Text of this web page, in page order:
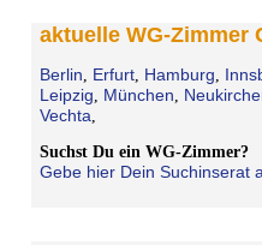
aktuelle WG-Zimmer
Berlin Erfurt, Hamburg
Leipzig München
Vechta
Suchst Du ein WG-Zimmer?
Gebe hier Dein Suchinserat